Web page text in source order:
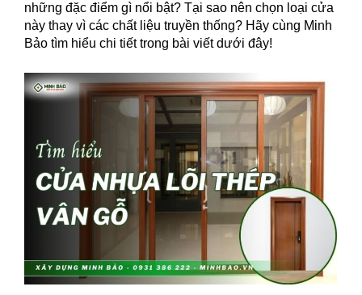
những đặc điểm gì nổi bật? Tại sao nên chọn loại cửa
này thay vì các chất liệu truyền thống? Hãy cùng Minh
Bảo tìm hiểu chi tiết trong bài viết dưới đây!